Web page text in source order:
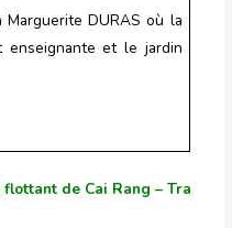
DURAS où la
enseignante et le jardin
de Cai Rang – Tra